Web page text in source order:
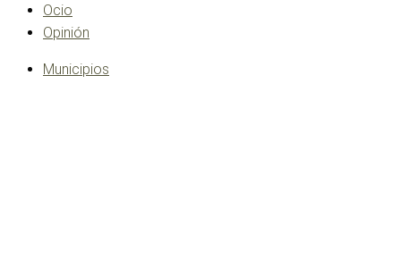
Ocio
Opinión
Municipios